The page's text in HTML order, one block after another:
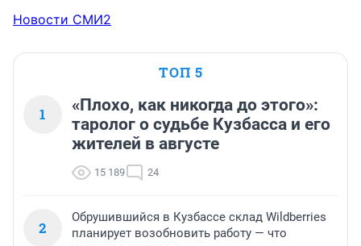
Новости СМИ2
ТОП 5
1
«Плохо, как никогда до этого»:
таролог о судьбе Кузбасса и его
жителей в августе
15 189 24
2
Обрушившийся в Кузбассе склад Wildberries
планирует возобновить работу — что